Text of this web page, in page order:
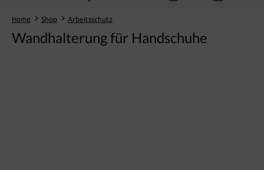
Home Shop Arbeitsschutz
Wandhalterung für Handschuhe